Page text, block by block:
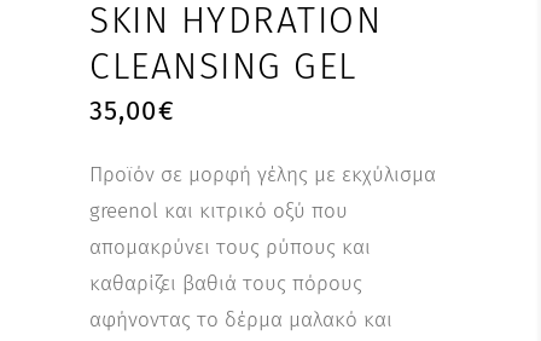
SKIN HYDRATION
CLEANSING GEL
35,00€
Προϊόν σε μορφή γέλης με εκχύλισμα
greenol και κιτρικό οξύ που
απομακρύνει τους ρύπους και
καθαρίζει βαθιά τους πόρους
αφήνοντας το δέρμα μαλακό και